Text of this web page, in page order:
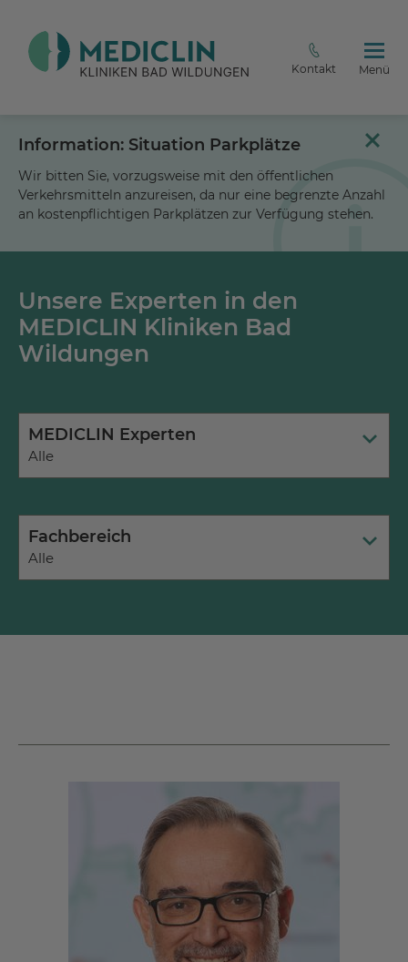
Kontakt Menü
Information: Situation Parkplätze
Wir bitten Sie, vorzugsweise mit den öffentlichen
Verkehrsmitteln anzureisen, da nur eine begrenzte Anzahl
an kostenpflichtigen Parkplätzen zur Verfügung stehen.
Unsere Experten in den
MEDICLIN Kliniken Bad
Wildungen
MEDICLIN Experten
Alle
Fachbereich
Alle